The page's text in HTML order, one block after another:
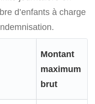
d’enfants à charge
Montant
maximum
brut